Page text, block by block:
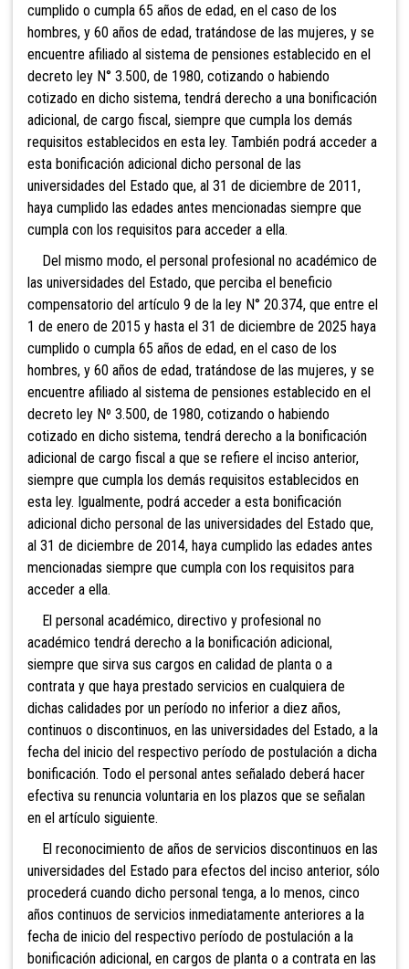
cumplido o cumpla 65 años de edad, en el caso de los
hombres, y 60 años de edad, tratándose de las mujeres, y se
encuentre afiliado al sistema de pensiones establecido en el
decreto ley N° 3.500, de 1980, cotizando o habiendo
cotizado en dicho sistema, tendrá derecho a una bonificación
adicional, de cargo fiscal, siempre que cumpla los demás
requisitos establecidos en esta ley. También podrá acceder a
esta bonificación adicional dicho personal de las
universidades del Estado que, al 31 de diciembre de 2011,
haya cumplido las edades antes mencionadas siempre que
cumpla con los requisitos para acceder a ella.
Del mismo modo, el personal profesional no académico de
las universidades del Estado, que perciba el beneficio
compensatorio del artículo 9 de la ley N° 20.374, que entre el
1 de enero de 2015 y hasta el 31 de diciembre de 2025 haya
cumplido o cumpla 65 años de edad, en el caso de los
hombres, y 60 años de edad, tratándose de las mujeres, y se
encuentre afiliado al sistema de pensiones establecido en el
decreto ley Nº 3.500, de 1980, cotizando o habiendo
cotizado en dicho sistema, tendrá derecho a la bonificación
adicional de cargo fiscal a que se refiere el inciso anterior,
siempre que cumpla los demás requisitos establecidos en
esta ley. Igualmente, podrá acceder a esta bonificación
adicional dicho personal de las universidades del Estado que,
al 31 de diciembre de 2014, haya cumplido las edades antes
mencionadas siempre que cumpla con los requisitos para
acceder a ella.
El personal académico, directivo y profesional no
académico tendrá derecho a la bonificación adicional,
siempre que sirva sus cargos en calidad de planta o a
contrata y que haya prestado servicios en cualquiera de
dichas calidades por un período no inferior a diez años,
continuos o discontinuos, en las universidades del Estado, a la
fecha del inicio del respectivo período de postulación a dicha
bonificación. Todo el personal antes señalado deberá hacer
efectiva su renuncia voluntaria en los plazos que se señalan
en el artículo siguiente.
El reconocimiento de años de servicios discontinuos en las
universidades del Estado para efectos del inciso anterior, sólo
procederá cuando dicho personal tenga, a lo menos, cinco
años continuos de servicios inmediatamente anteriores a la
fecha de inicio del respectivo período de postulación a la
bonificación adicional, en cargos de planta o a contrata en las